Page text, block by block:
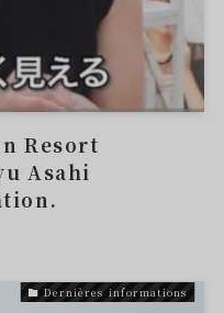
Resort
Asahi
Dernières informations